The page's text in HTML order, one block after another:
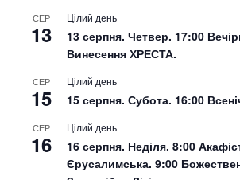
СЕР
13
Цілий день
13 серпня. Четвер. 17:00
Винесення ХРЕСТА.
СЕР
15
Цілий день
15 серпня. Субота. 16:00
СЕР
16
Цілий день
16 серпня. Неділя. 8:00
Єрусалимська. 9:00